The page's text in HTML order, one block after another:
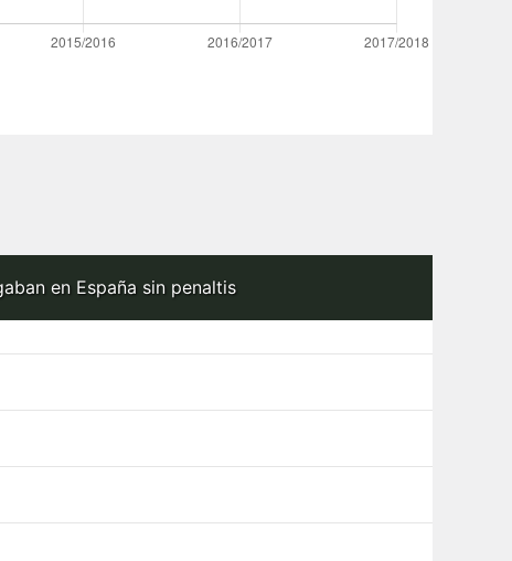
en España sin penaltis